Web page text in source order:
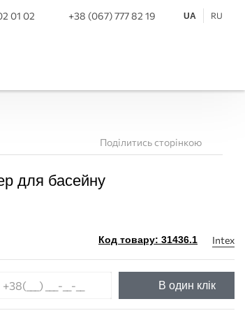
01 02 +38 (067) 777 82 19 UA RU
Поділитись сторінкою
для басейну
Код товару: 31436.1 Intex
В один клік